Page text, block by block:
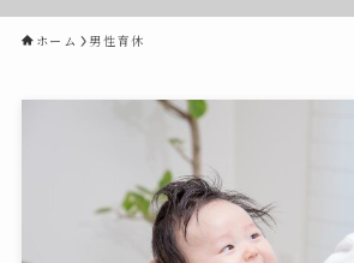
ホーム 男性育休